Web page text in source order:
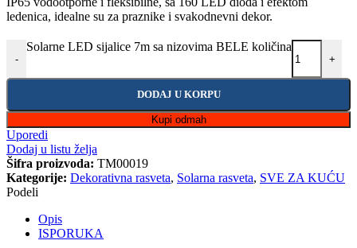
ledenica, idealne su za praznike i svakodnevni dekor.
-
Solarne LED sijalice 7m sa nizovima BELE količina
+
DODAJ U KORPU
Kupi odmah
Uporedi
Dodaj u listu želja
Šifra proizvoda: TM00019
Kategorije: Dekorativna rasveta, Solarna rasveta, SVE ZA KUĆU
Podeli
Opis
ISPORUKA